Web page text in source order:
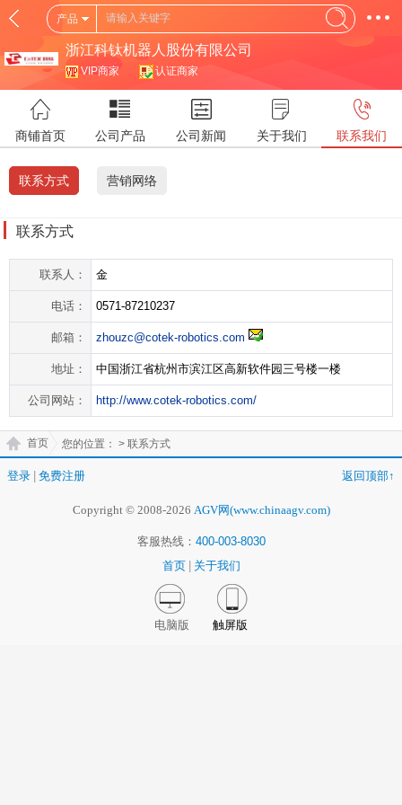
产品
浙江科钛机器人股份有限公司
VIP商家 认证商家
商铺首页 公司产品 公司新闻 关于我们 联系我们
联系方式 营销网络
联系方式
联系人： 金
电话： 0571-87210237
邮箱： zhouzc@cotek-robotics.com
地址： 中国浙江省杭州市滨江区高新软件园三号楼一楼
公司网站： http://www.cotek-robotics.com/
您的位置：
首页 > 联系方式
登录 免费注册 返回顶部↑
Copyright © 2008-2026 AGV网(www.chinaagv.com)
客服热线： 400-003-8030
首页
关于我们
电脑版 触屏版